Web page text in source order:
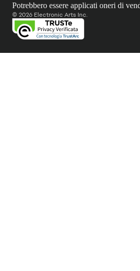
Potrebbero essere applicati oneri di
© 2026 Electronic Arts Inc.